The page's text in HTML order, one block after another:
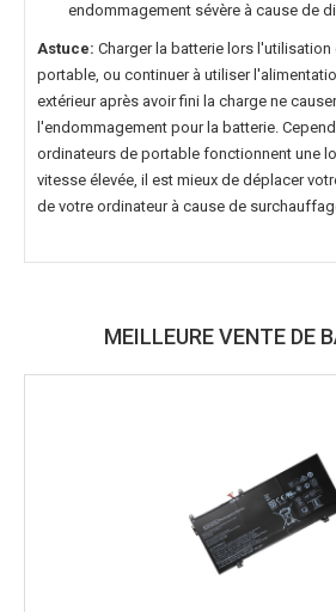
endommagement sévère à cause de
Astuce: Charger la batterie lors
portable, ou continuer à utiliser
extérieur après avoir fini la charge ne
l'endommagement pour la batterie.
ordinateurs de portable fonctionnent une
vitesse élevée, il est mieux de déplacer
de votre ordinateur à cause de
MEILLEURE VENTE DE